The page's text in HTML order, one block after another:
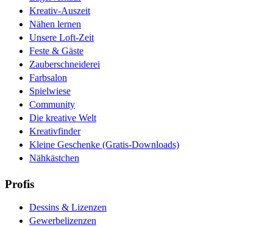
Kreativ-Auszeit
Nähen lernen
Unsere Loft-Zeit
Feste & Gäste
Zauberschneiderei
Farbsalon
Spielwiese
Community
Die kreative Welt
Kreativfinder
Kleine Geschenke (Gratis-Downloads)
Nähkästchen
Profis
Dessins & Lizenzen
Gewerbelizenzen